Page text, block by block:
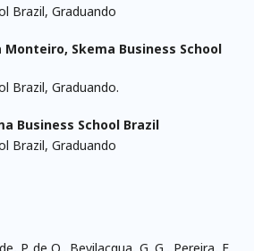
Brazil, Graduando
Monteiro, Skema Business School
Brazil, Graduando.
Business School Brazil
Brazil, Graduando